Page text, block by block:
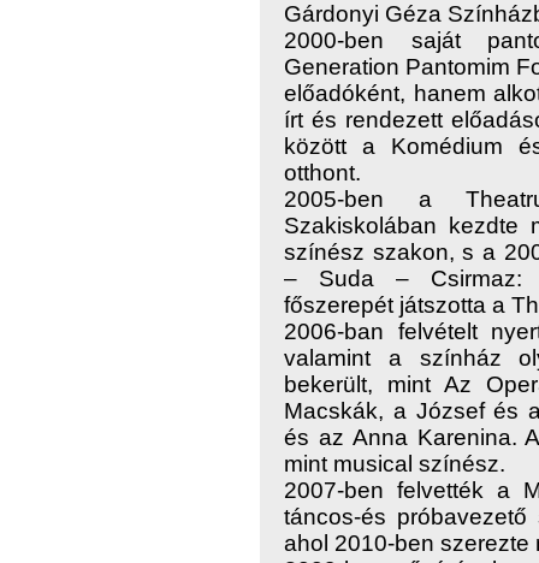
Gárdonyi Géza
2000-ben saját
Generation Pantomim
előadóként, hanem
írt és rendezett
között a Komédium
otthont.
2005-ben a
Szakiskolában kezdte
színész szakon, s a
– Suda – Csirmaz:
főszerepét játszotta a
2006-ban felvételt
valamint a színház
bekerült, mint Az
Macskák, a József és
és az Anna Karenina.
mint musical színész.
2007-ben felvették a
táncos-és
ahol 2010-ben szerezte